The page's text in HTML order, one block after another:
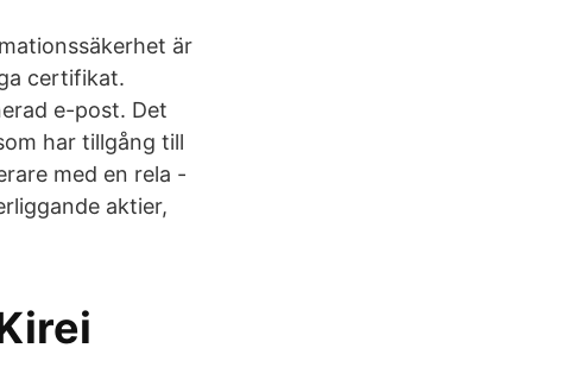
är
certifikat.
e-post. Det
har tillgång till
med en rela -
aktier,